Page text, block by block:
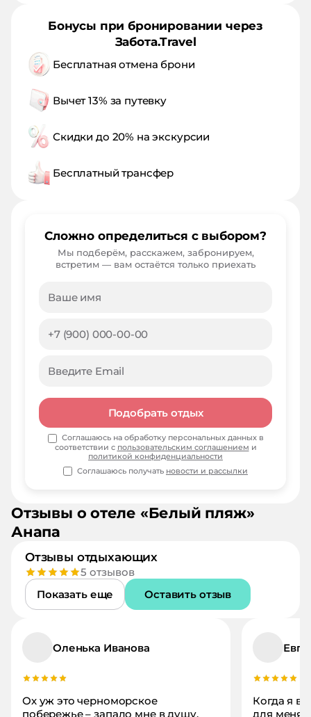
Отзывы оотеле «Белый пляж»
Анапа
Отзывы отдыхающих
5 отзывов
Показать еще
Оставить отзыв
Оленька Иванова
Ох уж это черноморское
побережье – запало мне в душу.
Когда я
для меня
Бонусы при бронировании через
Забота.Travel
Бесплатная отмена брони
Вычет 13% за путевку
Скидки до 20% на экскурсии
Бесплатный трансфер
Сложно определиться с выбором?
Мы подберём, расскажем, забронируем,
встретим — вам остаётся только приехать
Подобрать отдых
Соглашаюсь на обработку персональных данных в
соответствии с пользовательским соглашением и
политикой конфиденциальности
Соглашаюсь получать новости и рассылки